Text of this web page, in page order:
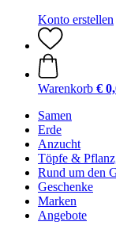
Konto erstellen
Warenkorb €
Samen
Erde
Anzucht
Töpfe &
Rund um den
Geschenke
Marken
Angebote